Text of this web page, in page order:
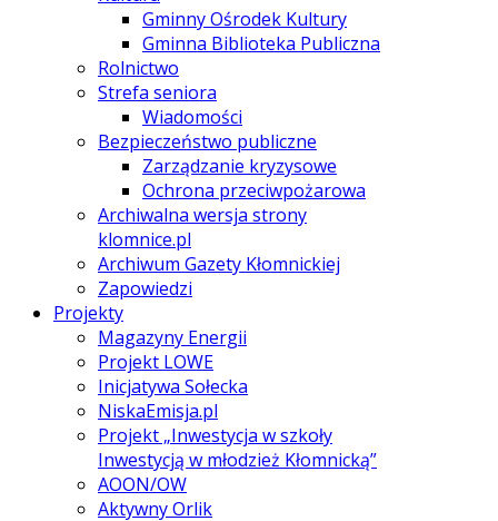
Gminny Ośrodek Kultury
Gminna Biblioteka Publiczna
Rolnictwo
Strefa seniora
Wiadomości
Bezpieczeństwo publiczne
Zarządzanie kryzysowe
Ochrona przeciwpożarowa
Archiwalna wersja strony
klomnice.pl
Archiwum Gazety Kłomnickiej
Zapowiedzi
Projekty
Magazyny Energii
Projekt LOWE
Inicjatywa Sołecka
NiskaEmisja.pl
Projekt „Inwestycja w szkoły
Inwestycją w młodzież Kłomnicką”
AOON/OW
Aktywny Orlik